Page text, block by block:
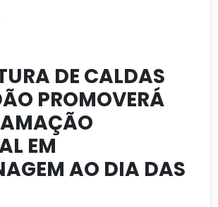
DE CALDAS
PROMOVERÁ
EM
AO DIA DAS